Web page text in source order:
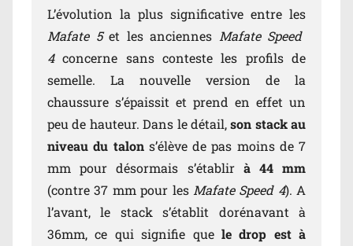
L’évolution la plus significative entre les
Mafate 5et les anciennes Mafate Speed
4concerne sans conteste les profils de
semelle. La nouvelle version de la
chaussure s’épaissit et prend en effet un
peu de hauteur. Dans le détail,son stack au
niveau du talons’élève de pas moins de 7
mm pour désormais s’établir à 44 mm
(contre 37 mm pour les Mafate Speed 4). A
l’avant, le stack s’établit dorénavant à
36mm, ce qui signifie que le drop est à